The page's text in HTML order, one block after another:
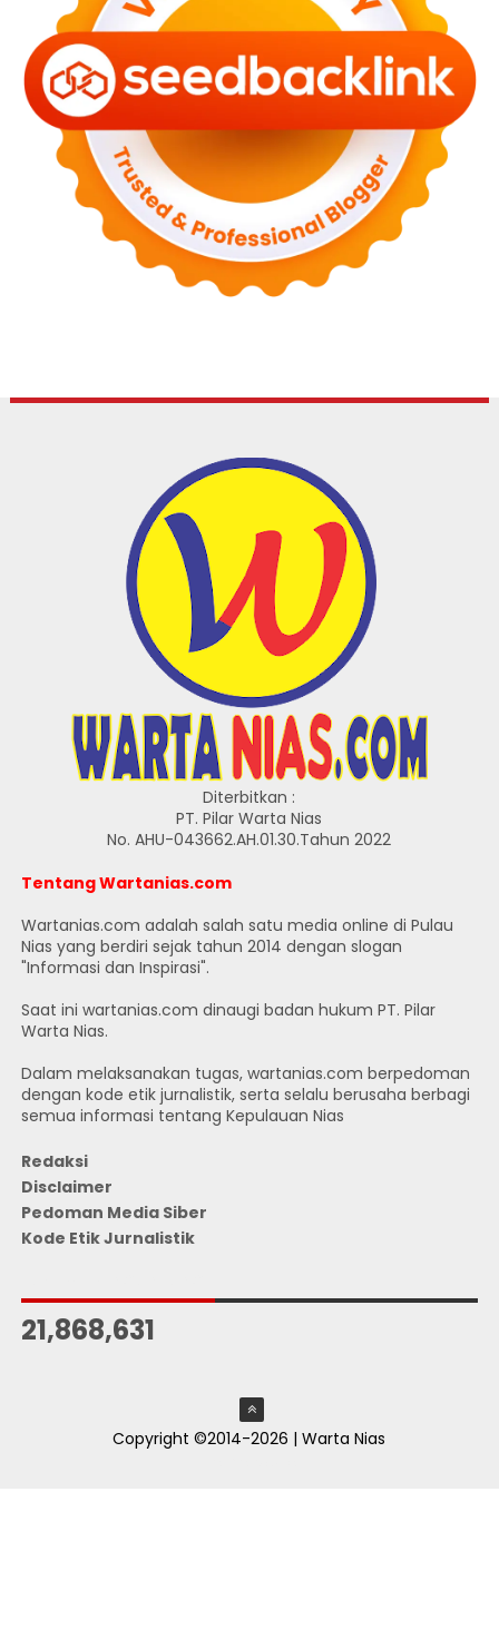
Diterbitkan :
PT. Pilar Warta Nias
No. AHU-043662.AH.01.30.Tahun 2022
Tentang Wartanias.com
Wartanias.com adalah salah satu media online di Pulau
Nias yang berdiri sejak tahun 2014 dengan slogan
"Informasi dan Inspirasi".
Saat ini wartanias.com dinaugi badan hukum PT. Pilar
Warta Nias.
Dalam melaksanakan tugas, wartanias.com berpedoman
dengan kode etik jurnalistik, serta selalu berusaha berbagi
semua informasi tentang Kepulauan Nias
Redaksi
Disclaimer
Pedoman Media Siber
Kode Etik Jurnalistik
21,868,631
Copyright ©2014-2026 | Warta Nias